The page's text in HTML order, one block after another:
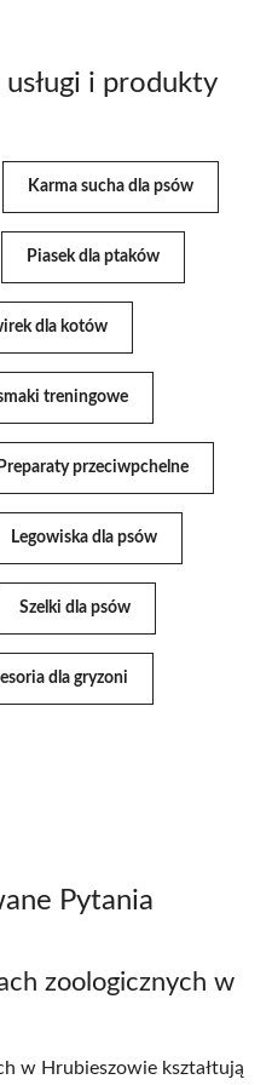
i produkty
Karma sucha dla psów
Piasek dla ptaków
dla kotów
treningowe
Preparaty przeciwpchelne
Legowiska dla psów
Szelki dla psów
dla gryzoni
Pytania
zoologicznych w
w Hrubieszowie kształtują